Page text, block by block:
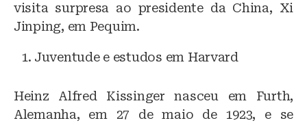
visita surpresa ao presidente da China, Xi
Jinping, em Pequim.
Juventude e estudos em Harvard
Heinz Alfred Kissinger nasceu em Furth,
Alemanha, em 27 de maio de 1923, e se